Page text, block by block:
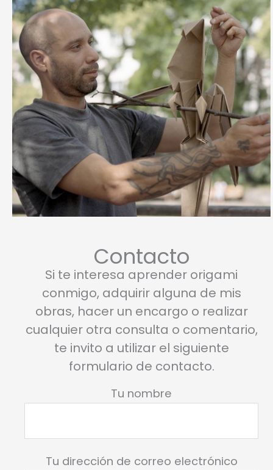
Contacto
Si te interesa aprender origami
conmigo, adquirir alguna de mis
obras, hacer un encargo o realizar
cualquier otra consulta o comentario,
te invito a utilizar el siguiente
formulario de contacto.
Tu nombre
Tu dirección de correo electrónico